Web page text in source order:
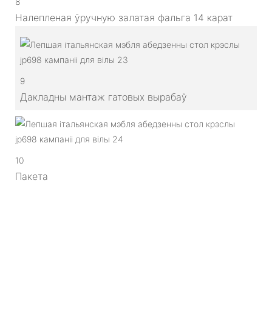
Налепленая ўручную залатая фальга 14 карат
9
Дакладны мантаж гатовых вырабаў
10
Пакета